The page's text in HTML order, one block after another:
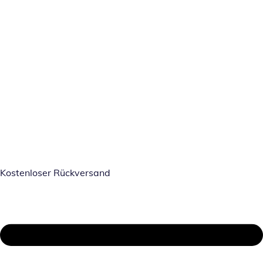
Kostenloser Rückversand